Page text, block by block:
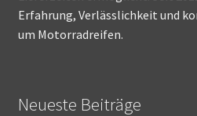
Erfahrung, Verlässlichkeit und
um Motorradreifen.
Neueste Beiträge